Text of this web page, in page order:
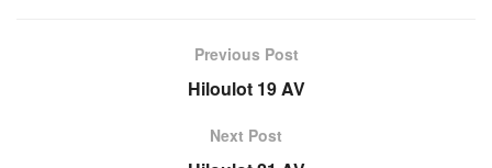
Previous Post
Hiloulot 19 AV
Next Post